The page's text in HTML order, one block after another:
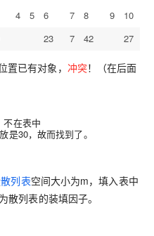
4 5 6 7 8 9 10
23 7 42 27
已有对象， 冲突！（在后面
不在表中
是30，故而找到了。
散列表空间大小为m，填入表中
为散列表的装填因子。